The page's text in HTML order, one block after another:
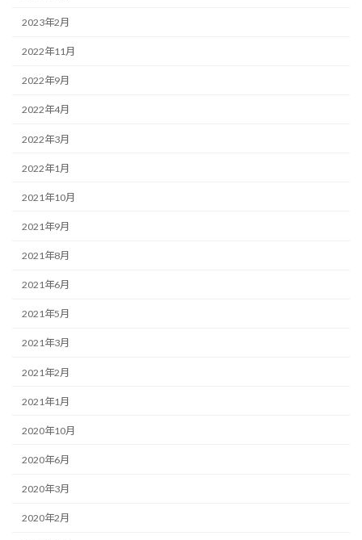
2023年2月
2022年11月
2022年9月
2022年4月
2022年3月
2022年1月
2021年10月
2021年9月
2021年8月
2021年6月
2021年5月
2021年3月
2021年2月
2021年1月
2020年10月
2020年6月
2020年3月
2020年2月